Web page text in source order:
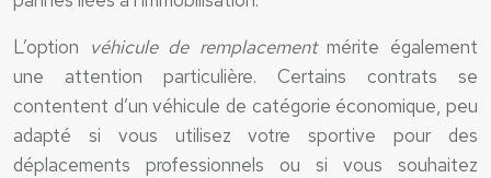
L’option véhicule de remplacementmérite également
une attention particulière. Certains contrats se
contentent d’un véhicule de catégorie économique, peu
adapté si vous utilisez votre sportive pour des
déplacements professionnels ou si vous souhaitez